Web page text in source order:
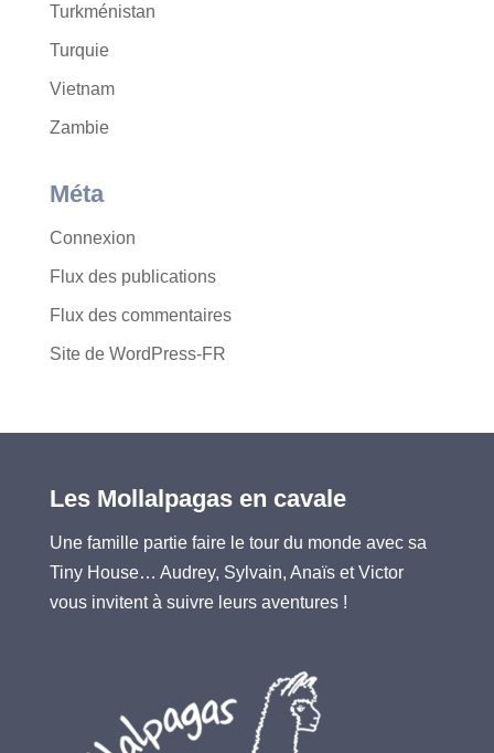
Turkménistan
Turquie
Vietnam
Zambie
Méta
Connexion
Flux des publications
Flux des commentaires
Site de WordPress-FR
Les Mollalpagas en cavale
Une famille partie faire le tour du monde avec sa
Tiny House… Audrey, Sylvain, Anaïs et Victor
vous invitent à suivre leurs aventures !